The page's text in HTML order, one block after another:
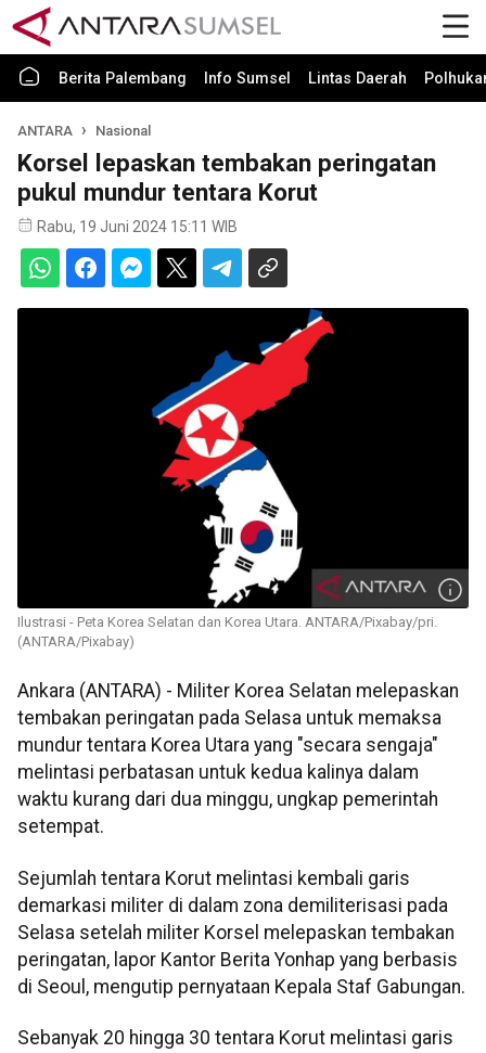
Berita Palembang Info Sumsel Lintas Daerah
ANTARA Nasional
Korsel lepaskan tembakan peringatan
pukul mundur tentara Korut
Rabu, 19 Juni 2024 15:11 WIB
Ilustrasi - Peta Korea Selatan dan Korea Utara. ANTARA/Pixabay/pri.
(ANTARA/Pixabay)
Ankara (ANTARA) - Militer Korea Selatan melepaskan
tembakan peringatan pada Selasa untuk memaksa
mundur tentara Korea Utara yang "secara sengaja"
melintasi perbatasan untuk kedua kalinya dalam
waktu kurang dari dua minggu, ungkap pemerintah
setempat.
Sejumlah tentara Korut melintasi kembali garis
demarkasi militer di dalam zona demiliterisasi pada
Selasa setelah militer Korsel melepaskan tembakan
peringatan, lapor Kantor Berita Yonhap yang berbasis
di Seoul, mengutip pernyataan Kepala Staf Gabungan.
Sebanyak 20 hingga 30 tentara Korut melintasi garis